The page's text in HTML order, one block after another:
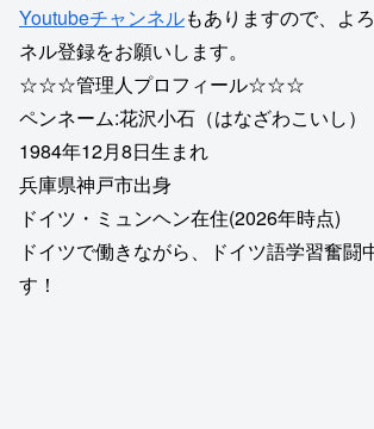
Youtubeチャンネルもありますので、よ
ネル登録をお願いします。
☆☆☆管理人プロフィール☆☆☆
ペンネーム:花沢小石（はなざわこいし）
1984年12月8日生まれ
兵庫県神戸市出身
ドイツ・ミュンヘン在住(2026年時点)
ドイツで働きながら、ドイツ語学習奮闘
す！